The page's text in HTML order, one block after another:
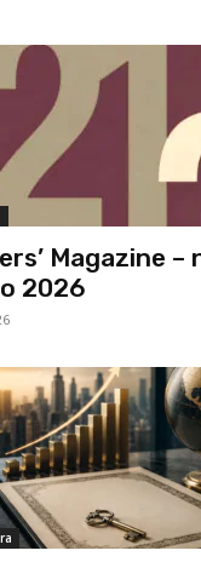
Magazine –
2026